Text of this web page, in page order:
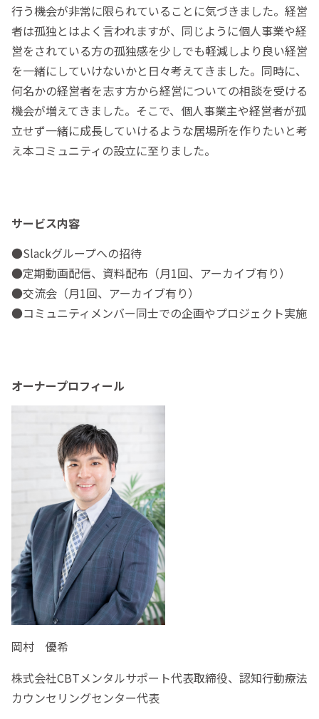
行う機会が非常に限られていることに気づきました。経営
者は孤独とはよく言われますが、同じように個人事業や経
営をされている方の孤独感を少しでも軽減しより良い経営
を一緒にしていけないかと日々考えてきました。同時に、
何名かの経営者を志す方から経営についての相談を受ける
機会が増えてきました。そこで、個人事業主や経営者が孤
立せず一緒に成長していけるような居場所を作りたいと考
え本コミュニティの設立に至りました。
サービス内容
●Slackグループへの招待
●定期動画配信、資料配布（月1回、アーカイブ有り）
●交流会（月1回、アーカイブ有り）
●コミュニティメンバー同士での企画やプロジェクト実施
オーナープロフィール
岡村 優希
株式会社CBTメンタルサポート代表取締役、認知行動療法
カウンセリングセンター代表